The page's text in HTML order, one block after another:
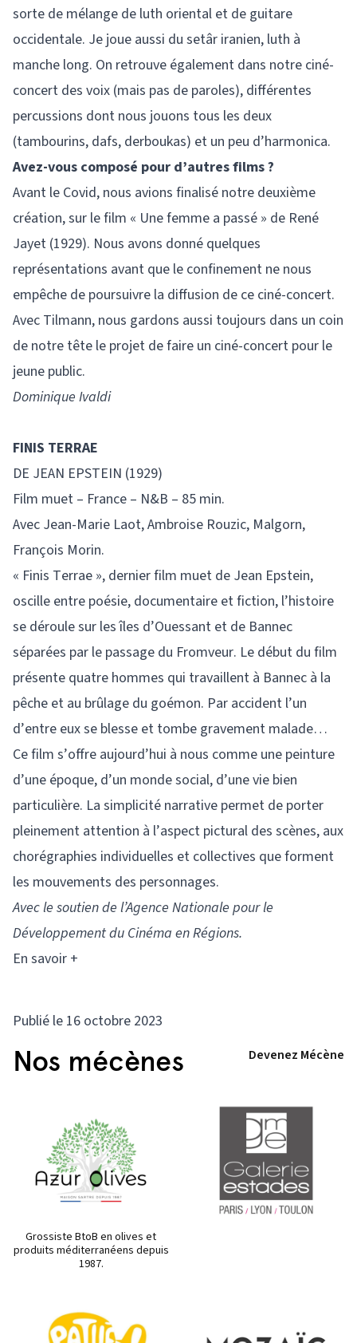
sorte de mélange de luth oriental et de guitare
occidentale. Je joue aussi du setâr iranien, luth à
manche long. On retrouve également dans notre ciné-
concert des voix (mais pas de paroles), différentes
percussions dont nous jouons tous les deux
(tambourins, dafs, derboukas) et un peu d’harmonica.
Avez-vous composé pour d’autres films ?
Avant le Covid, nous avions finalisé notre deuxième
création, sur le film « Une femme a passé » de René
Jayet (1929). Nous avons donné quelques
représentations avant que le confinement ne nous
empêche de poursuivre la diffusion de ce ciné-concert.
Avec Tilmann, nous gardons aussi toujours dans un coin
de notre tête le projet de faire un ciné-concert pour le
jeune public.
Dominique Ivaldi
FINIS TERRAE
DE JEAN EPSTEIN (1929)
Film muet – France – N&B – 85 min.
Avec Jean-Marie Laot, Ambroise Rouzic, Malgorn,
François Morin.
« Finis Terrae », dernier film muet de Jean Epstein,
oscille entre poésie, documentaire et fiction, l’histoire
se déroule sur les îles d’Ouessant et de Bannec
séparées par le passage du Fromveur. Le début du film
présente quatre hommes qui travaillent à Bannec à la
pêche et au brûlage du goémon. Par accident l’un
d’entre eux se blesse et tombe gravement malade…
Ce film s’offre aujourd’hui à nous comme une peinture
d’une époque, d’un monde social, d’une vie bien
particulière. La simplicité narrative permet de porter
pleinement attention à l’aspect pictural des scènes, aux
chorégraphies individuelles et collectives que forment
les mouvements des personnages.
Avec le soutien de l’Agence Nationale pour le
Développement du Cinéma en Régions.
En savoir +
Publié le 16 octobre 2023
Nos mécènes Devenez Mécène
Grossiste BtoB en olives et
produits méditerranéens depuis
1987.